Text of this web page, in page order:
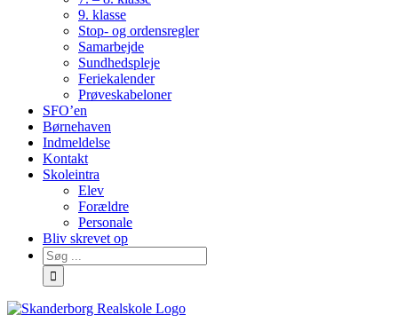
9. klasse
Stop- og ordensregler
Samarbejde
Sundhedspleje
Feriekalender
Prøveskabeloner
SFO’en
Børnehaven
Indmeldelse
Kontakt
Skoleintra
Elev
Forældre
Personale
Bliv skrevet op